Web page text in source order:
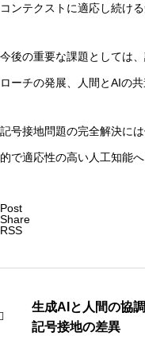
コンテクストに適応し続け
今後の重要な課題としては
ローチの発展、人間とAIの
記号接地問題の完全解決に
的で適応性の高い人工知能
Post
Share
RSS
生成AIと人間の協
記号接地の差異